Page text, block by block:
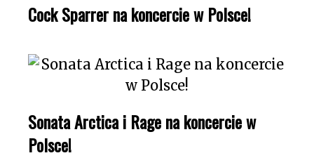
Cock Sparrer na koncercie w Polsce!
Sonata Arctica i Rage na koncercie w
Polsce!